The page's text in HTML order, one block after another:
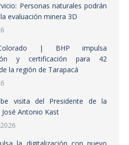
Personas naturales podrán
evaluación minera 3D
| BHP impulsa
y certificación para 42
la región de Tarapacá
visita del Presidente de la
José Antonio Kast